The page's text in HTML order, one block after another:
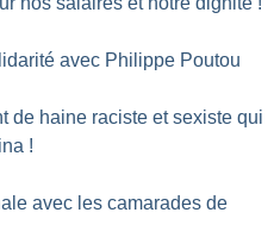
avec Philippe Poutou
de haine raciste et sexiste qui
!
avec les camarades de